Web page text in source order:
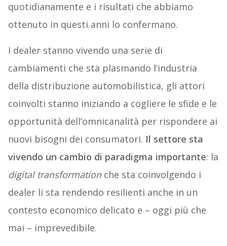
quotidianamente e i risultati che abbiamo
ottenuto in questi anni lo confermano.
I dealer stanno vivendo una serie di
cambiamenti che sta plasmando l’industria
della distribuzione automobilistica, gli attori
coinvolti stanno iniziando a cogliere le sfide e le
opportunità dell’omnicanalità per rispondere ai
nuovi bisogni dei consumatori. Il settore sta
vivendo un cambio di paradigma importante: la
digital transformationche sta coinvolgendo i
dealer li sta rendendo resilienti anche in un
contesto economico delicato e – oggi più che
mai – imprevedibile.